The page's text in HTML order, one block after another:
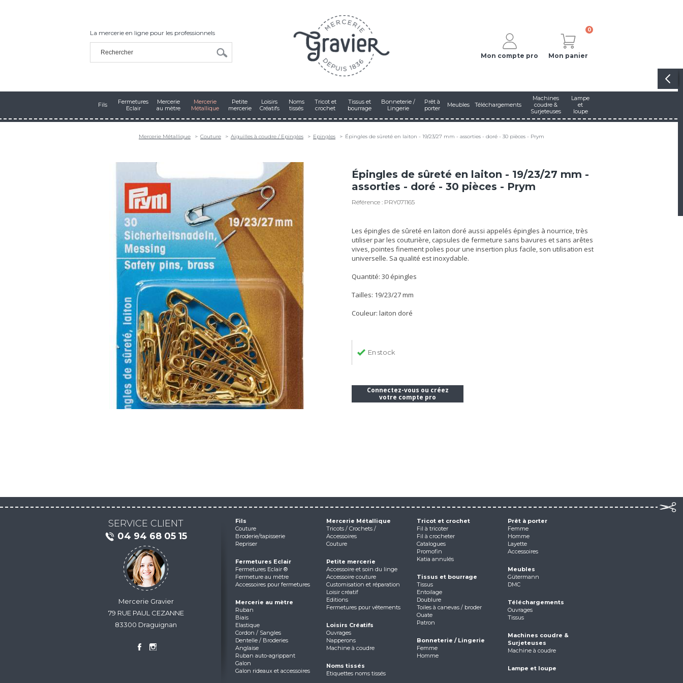
La mercerie en ligne pour les professionnels
Mon compte pro
0
Mon panier
Fils
Fermetures
Eclair
Mercerie
au mètre
Mercerie
Métallique
Petite
mercerie
Loisirs
Créatifs
Noms
tissés
Tricot et
crochet
Tissus et
bourrage
Bonneterie /
Lingerie
Prêt à
porter
Meubles Téléchargements
Machines
coudre &
Surjeteuses
Lampe
et
loupe
Mercerie Métallique Couture Aiguilles à coudre / Epingles Epingles Épingles de sûreté en laiton - 19/23/27 mm - assorties - doré - 30 pièces - Prym
Épingles de sûreté en laiton - 19/23/27 mm -
assorties - doré - 30 pièces - Prym
Référence : PRY071165
Les épingles de sûreté en laiton doré aussi appelés épingles à nourrice, très
utiliser par les couturière, capsules de fermeture sans bavures et sans arêtes
vives, pointes finement polies pour une insertion plus facile, son utilisation est
universelle. Sa qualité est inoxydable.
Quantité: 30 épingles
Tailles: 19/23/27 mm
Couleur: laiton doré
En stock
Connectez-vous ou créez
votre compte pro
SERVICE CLIENT
04 94 68 05 15
Mercerie Gravier
79 RUE PAUL CEZANNE
83300 Draguignan
Fils
Couture
Broderie/tapisserie
Repriser
Fermetures Eclair
Fermetures Eclair ®
Fermeture au mètre
Accessoires pour fermetures
Mercerie au mètre
Ruban
Biais
Elastique
Cordon / Sangles
Dentelle / Broderies
Anglaise
Ruban auto-agrippant
Galon
Galon rideaux et accessoires
Mercerie Métallique
Tricots / Crochets /
Accessoires
Couture
Petite mercerie
Accessoire et soin du linge
Accessoire couture
Customisation et réparation
Loisir créatif
Editions
Fermetures pour vêtements
Loisirs Créatifs
Ouvrages
Napperons
Machine à coudre
Noms tissés
Etiquettes noms tissés
Tricot et crochet
Fil à tricoter
Fil à crocheter
Catalogues
Promofin
Katia annulés
Tissus et bourrage
Tissus
Entoilage
Doublure
Toiles à canevas / broder
Ouate
Patron
Bonneterie / Lingerie
Femme
Homme
Prêt à porter
Femme
Homme
Layette
Accessoires
Meubles
Gütermann
DMC
Téléchargements
Ouvrages
Tissus
Machines coudre &
Surjeteuses
Machine à coudre
Lampe et loupe